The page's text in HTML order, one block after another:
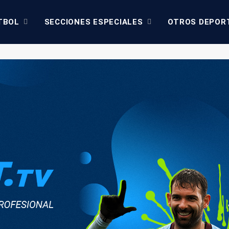
SECCIONES ESPECIALES OTROS